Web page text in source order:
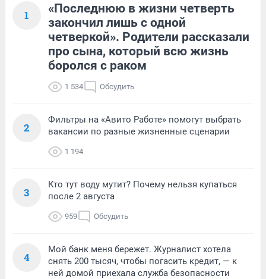
1
«Последнюю в жизни четверть
закончил лишь с одной
четверкой». Родители рассказали
про сына, который всю жизнь
боролся с раком
1 534 Обсудить
2
Фильтры на «Авито Работе» помогут выбрать
вакансии по разные жизненные сценарии
1 194
3
Кто тут воду мутит? Почему нельзя купаться
после 2 августа
959 Обсудить
4
Мой банк меня бережет. Журналист хотела
снять 200 тысяч, чтобы погасить кредит, — к
ней домой приехала служба безопасности